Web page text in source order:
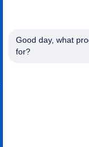
Good day, what
for?